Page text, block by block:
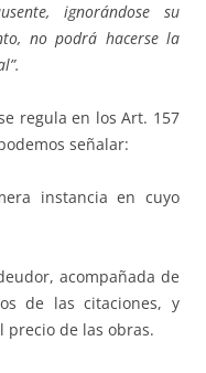
ignorándose su
no podrá hacerse la
regula en los Art. 157
señalar:
instancia en cuyo
acompañada de
de las citaciones, y
de las obras.